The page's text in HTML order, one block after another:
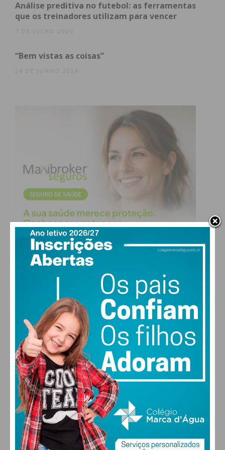
saúde que estavam na linha da frente contra a
Covid-19.
Imediato
Assine nossa newsletter por e-mail e
obtenha de forma regular a informação
atualizada.
Eu li e concordo com ostermos e
condições
Análise preditiva no futebol: as ferramentas
que os treinadores utilizam para vencer
7 DE JULHO 2026
“Bem vistas as coisas”
24 DE JUNHO 2026